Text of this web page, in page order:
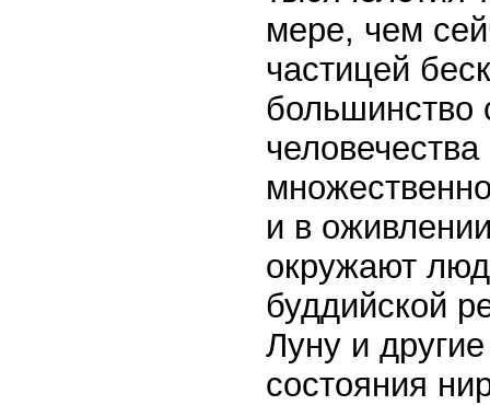
мере, чем
частицей
большинство
и в
окружают
буддийской
Луну и
состояния